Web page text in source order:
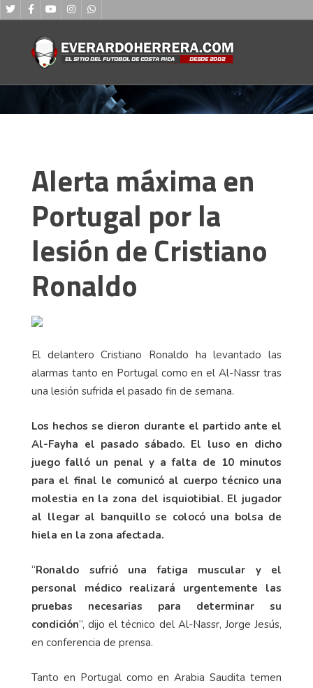
Alerta máxima en
Portugal por la
lesión de Cristiano
Ronaldo
El delantero Cristiano Ronaldo ha levantado las
alarmas tanto en Portugal como en el Al-Nassr tras
una lesión sufrida el pasado fin de semana.
Los hechos se dieron durante el partido ante el
Al-Fayha el pasado sábado. El luso en dicho
juego falló un penal y a falta de 10 minutos
para el final le comunicó al cuerpo técnico una
molestia en la zona del isquiotibial. El jugador
al llegar al banquillo se colocó una bolsa de
hiela en la zona afectada.
“Ronaldo sufrió una fatiga muscular y el
personal médico realizará urgentemente las
pruebas necesarias para determinar su
condición”, dijo el técnico del Al-Nassr, Jorge Jesús,
en conferencia de prensa.
Tanto en Portugal como en Arabia Saudita temen